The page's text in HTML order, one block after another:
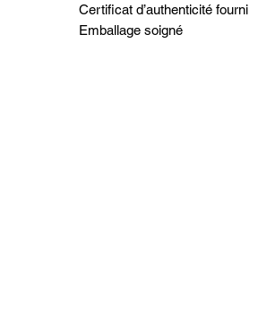
Certificat d’authenticité fourni
Emballage soigné